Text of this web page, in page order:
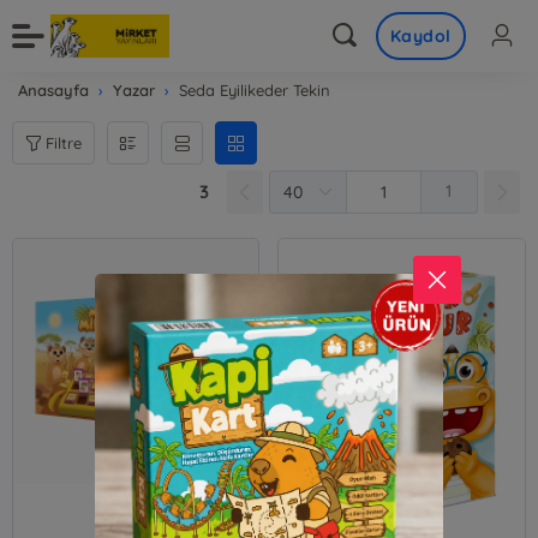
Kaydol
Anasayfa Yazar Seda Eyilikeder Tekin
Filtre
3 1